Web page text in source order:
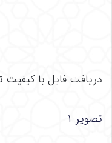
دریافت فایل با کیفیت
تصویر ۱